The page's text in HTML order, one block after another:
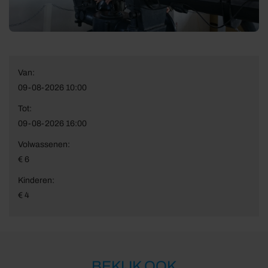
Van:
09-08-2026 10:00
Tot:
09-08-2026 16:00
Volwassenen:
€ 6
Kinderen:
€ 4